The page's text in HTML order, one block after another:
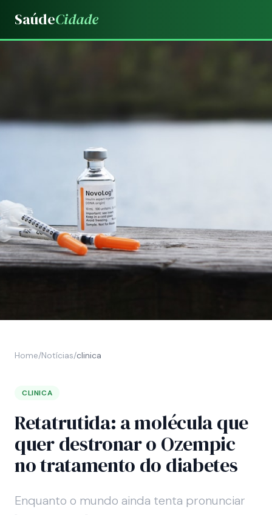
SaúdeCidade
Home/Notícias/clinica
CLINICA
Retatrutida: a molécula que
quer destronar o Ozempic
no tratamento do diabetes
Enquanto o mundo ainda tenta pronunciar